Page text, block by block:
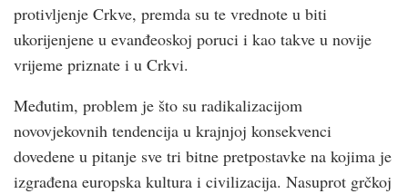
protivljenje Crkve, premda su te vrednote u biti
ukorijenjene u evanđeoskoj poruci i kao takve u novije
vrijeme priznate i u Crkvi.
Međutim, problem je što su radikalizacijom
novovjekovnih tendencija u krajnjoj konsekvenci
dovedene u pitanje sve tri bitne pretpostavke na kojima je
izgrađena europska kultura i civilizacija. Nasuprot grčkoj